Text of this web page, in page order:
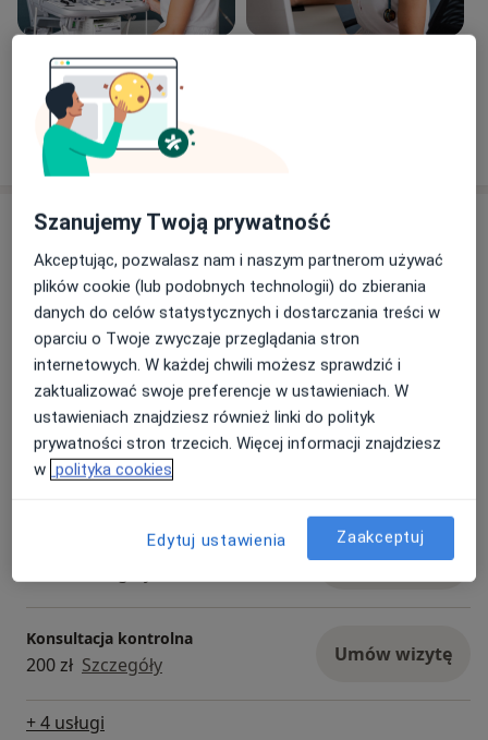
Zobacz galerię (3)
Pokaż więcej
Usługi i ceny
Konsultacja kardiologiczna
Od 250 zł Szczegóły Umów wizytę
Konsultacja kardiologiczna + EKG
Od 300 zł Szczegóły Umów wizytę
ECHO serca
Od 200 zł Szczegóły
EKG - elektrokardiografia
Umów wizytę
Konsultacja kontrolna
200 zł Szczegóły Umów wizytę
+ 4 usługi
Szanujemy Twoją prywatność
Akceptując, pozwalasz nam i naszym partnerom używać
plików cookie (lub podobnych technologii) do zbierania
danych do celów statystycznych i dostarczania treści w
oparciu o Twoje zwyczaje przeglądania stron
internetowych. W każdej chwili możesz sprawdzić i
zaktualizować swoje preferencje w ustawieniach. W
ustawieniach znajdziesz również linki do polityk
prywatności stron trzecich. Więcej informacji znajdziesz
w polityka cookies
Edytuj ustawienia Zaakceptuj